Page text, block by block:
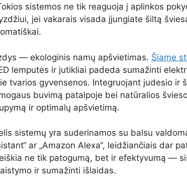
sistemos ne tik reaguoja į aplinkos
jei vakarais visada įjungiate šiltą
— ekologinis namų apšvietimas. Šiame
lemputės ir jutikliai padeda sumažinti
tvarios gyvensenos. Integruojant judesio ir
buvimą patalpoje bei natūralios
ir optimalų apšvietimą.
sistemų yra suderinamos su balsu
ar „Amazon Alexa“, leidžiančiais dar
ne tik patogumą, bet ir efektyvumą —
ir sumažinti išlaidas.